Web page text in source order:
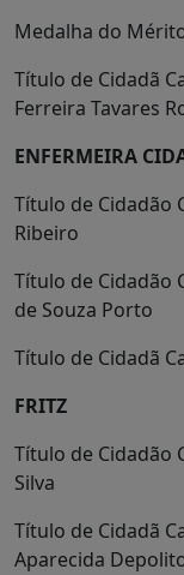
Medalha do
Título de Cidadã
Ferreira Tavares
ENFERMEIRA
Título de Cidadão
Ribeiro
Título de Cidadão
de Souza Porto
Título de Cidadã
FRITZ
Título de Cidadão
Silva
Título de Cidadã
Aparecida